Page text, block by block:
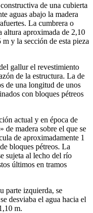
de una cubierta
aguas abajo la madera
La cumbrera o
altura aproximada de 2,10
y la sección de esta pieza
gallur el revestimiento
de la estructura. La de
de una longitud de unos
con bloques pétreos
actual y en época de
de madera sobre el que se
de aproximadamente 1
bloques pétreos. La
sujeta al lecho del río
últimos en tramos
parte izquierda, se
desviaba el agua hacia el
m.